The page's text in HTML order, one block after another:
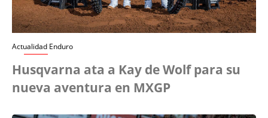
Actualidad Enduro
Husqvarna ata a Kay de Wolf para su
nueva aventura en MXGP